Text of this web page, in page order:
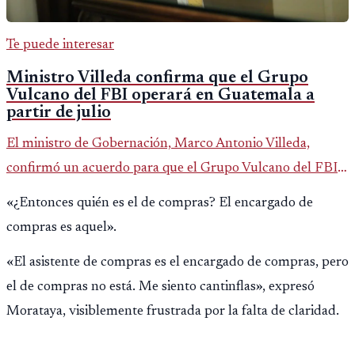
Te puede interesar
Ministro Villeda confirma que el Grupo
Vulcano del FBI operará en Guatemala a
partir de julio
El ministro de Gobernación, Marco Antonio Villeda,
confirmó un acuerdo para que el Grupo Vulcano del FBI
opere en Guatemala a partir de julio, tras un intento
fallido con la administración anterior del Ministerio
«¿Entonces quién es el de compras? El encargado de
compras es aquel».
«El asistente de compras es el encargado de compras, pero
el de compras no está. Me siento cantinflas», expresó
Morataya, visiblemente frustrada por la falta de claridad.